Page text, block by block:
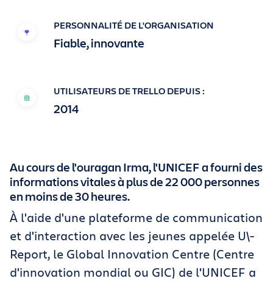
PERSONNALITÉ DE L'ORGANISATION
Fiable, innovante
UTILISATEURS DE TRELLO DEPUIS :
2014
Au cours de l'ouragan Irma, l'UNICEF a fourni des
informations vitales à plus de 22 000 personnes
en moins de 30 heures.
À l'aide d'une plateforme de communication
et d'interaction avec les jeunes appelée U\-
Report, le Global Innovation Centre (Centre
d'innovation mondial ou GIC) de l'UNICEF a